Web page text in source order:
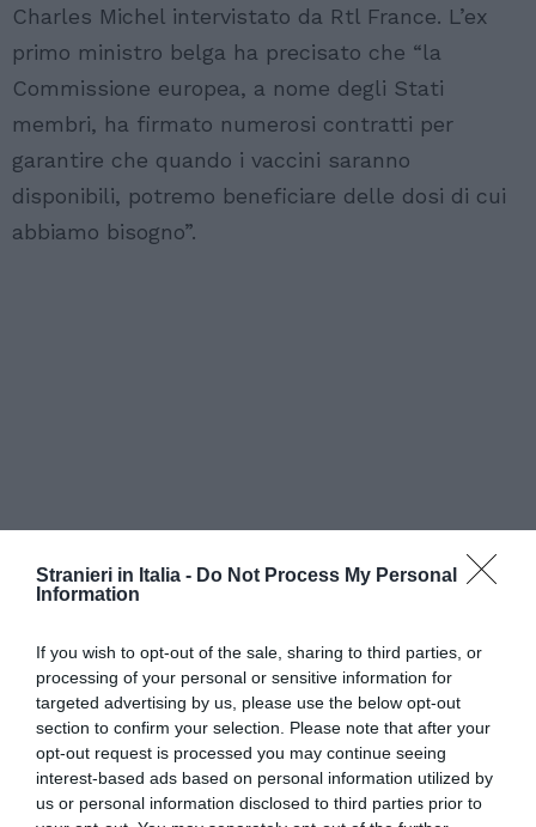
Stranieri in Italia - Do Not Process My Personal
Information
If you wish to opt-out of the sale, sharing to third parties, or
processing of your personal or sensitive information for
targeted advertising by us, please use the below opt-out
section to confirm your selection. Please note that after your
opt-out request is processed you may continue seeing
interest-based ads based on personal information utilized by
us or personal information disclosed to third parties prior to
Charles Michel intervistato da Rtl France. L’ex
primo ministro belga ha precisato che “la
Commissione europea, a nome degli Stati
membri, ha firmato numerosi contratti per
garantire che quando i vaccini saranno
disponibili, potremo beneficiare delle dosi di cui
abbiamo bisogno”.